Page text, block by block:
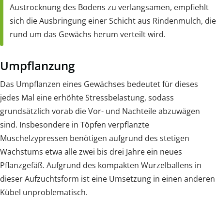
Austrocknung des Bodens zu verlangsamen, empfiehlt
sich die Ausbringung einer Schicht aus Rindenmulch, die
rund um das Gewächs herum verteilt wird.
Umpflanzung
Das Umpflanzen eines Gewächses bedeutet für dieses
jedes Mal eine erhöhte Stressbelastung, sodass
grundsätzlich vorab die Vor- und Nachteile abzuwägen
sind. Insbesondere in Töpfen verpflanzte
Muschelzypressen benötigen aufgrund des stetigen
Wachstums etwa alle zwei bis drei Jahre ein neues
Pflanzgefäß. Aufgrund des kompakten Wurzelballens in
dieser Aufzuchtsform ist eine Umsetzung in einen anderen
Kübel unproblematisch.